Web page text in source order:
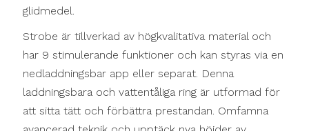
glidmedel.
Strobe är tillverkad av högkvalitativa material och
har 9 stimulerande funktioner och kan styras via en
nedladdningsbar app eller separat. Denna
laddningsbara och vattentåliga ring är utformad för
att sitta tätt och förbättra prestandan. Omfamna